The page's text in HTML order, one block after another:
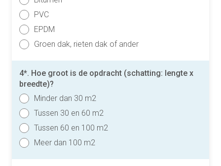
PVC
EPDM
Groen dak, rieten dak of ander
4*. Hoe groot is de opdracht (schatting: lengte x
breedte)?
Minder dan 30 m2
Tussen 30 en 60 m2
Tussen 60 en 100 m2
Meer dan 100 m2